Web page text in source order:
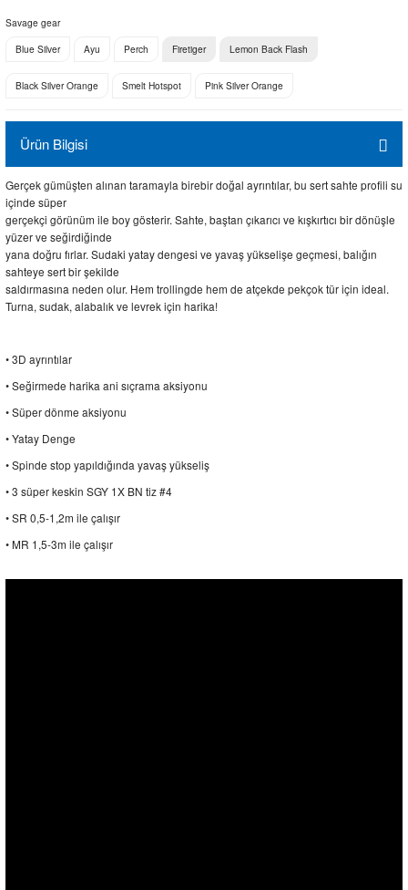
Savage gear
Blue Silver
Ayu Perch Firetiger Lemon Back Flash
Black Silver Orange Smelt Hotspot Pink Silver Orange
Ürün Bilgisi
Gerçek gümüşten alınan taramayla birebir doğal ayrıntılar, bu sert sahte profili su
içinde süper
gerçekçi görünüm ile boy gösterir. Sahte, baştan çıkarıcı ve kışkırtıcı bir dönüşle
yüzer ve seğirdiğinde
yana doğru fırlar. Sudaki yatay dengesi ve yavaş yükselişe geçmesi, balığın
sahteye sert bir şekilde
saldırmasına neden olur. Hem trollingde hem de atçekde pekçok tür için ideal.
Turna, sudak, alabalık ve levrek için harika!
• 3D ayrıntılar
• Seğirmede harika ani sıçrama aksiyonu
• Süper dönme aksiyonu
• Yatay Denge
• Spinde stop yapıldığında yavaş yükseliş
• 3 süper keskin SGY 1X BN tiz #4
• SR 0,5-1,2m ile çalışır
• MR 1,5-3m ile çalışır